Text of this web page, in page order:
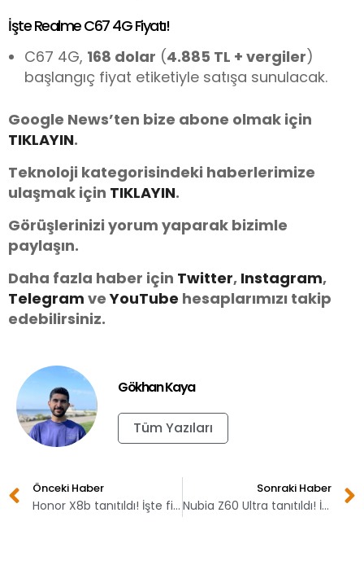
İşte Realme C67 4G Fiyatı!
C67 4G, 168 dolar (4.885 TL + vergiler)
başlangıç fiyat etiketiyle satışa sunulacak.
Google News’ten bize abone olmak için
TIKLAYIN.
Teknoloji kategorisindeki haberlerimize
ulaşmak için TIKLAYIN.
Görüşlerinizi yorum yaparak bizimle
paylaşın.
Daha fazla haber için Twitter, Instagram,
Telegram veYouTube hesaplarımızı takip
edebilirsiniz.
Gökhan Kaya
Tüm Yazıları
Önceki Haber
Honor X8b tanıtıldı! İşte fiyatı
Sonraki Haber
Nubia Z60 Ultra tanıtıldı! İşte özellikleri